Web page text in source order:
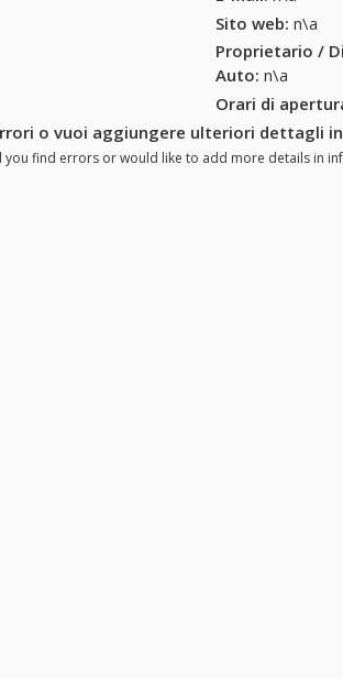
Sito web: n\a
Proprietario /
Auto: n\a
Orari di
o vuoi aggiungere ulteriori dettagli
you find errors or would like to add more details in